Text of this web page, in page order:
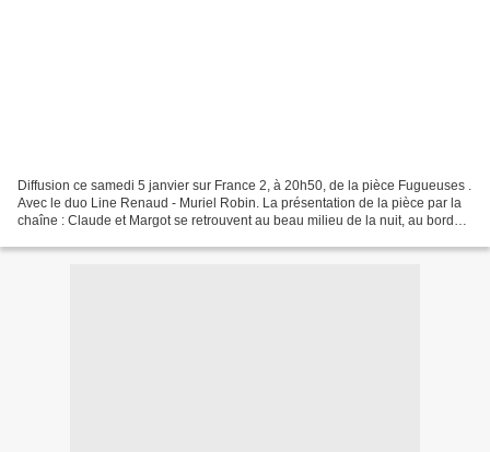
Diffusion ce samedi 5 janvier sur France 2, à 20h50, de la pièce Fugueuses .
Avec le duo Line Renaud - Muriel Robin. La présentation de la pièce par la
chaîne : Claude et Margot se retrouvent au beau milieu de la nuit, au bord